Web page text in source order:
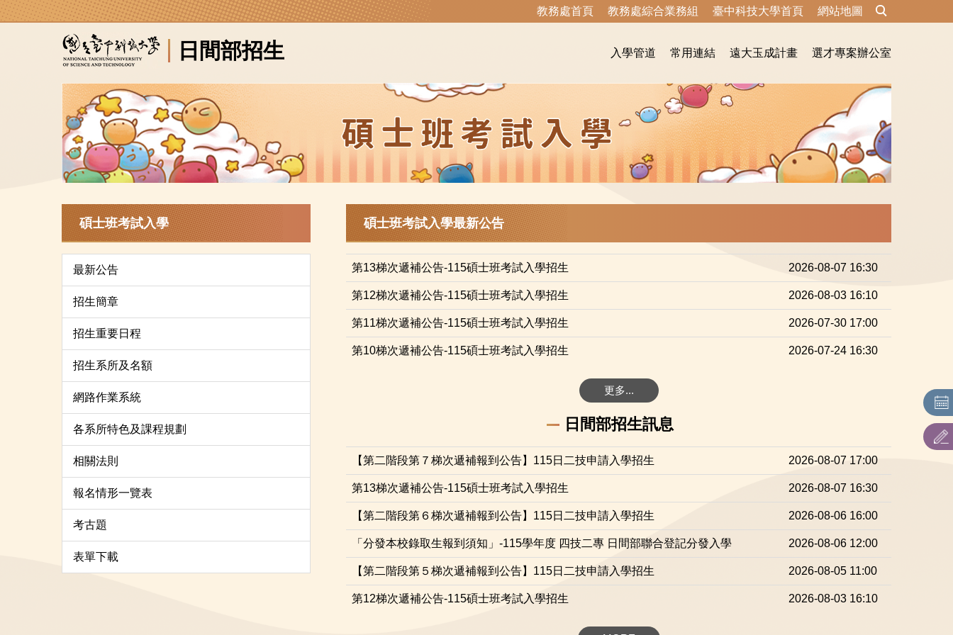
跳
日間部招生
教務處首頁 教務處綜合業務組 臺中科技大學首頁 網站地圖
入學管道 常用連結 遠大玉成計畫 選才專案辦公室
碩士班考試入學
最新公告
招生簡章
招生重要日程
招生系所及名額
網路作業系統
各系所特色及課程規劃
相關法則
報名情形一覽表
考古題
表單下載
碩士班考試入學最新公告
第13梯次遞補公告-115碩士班考試入學招生 2026-08-07 16:30
第12梯次遞補公告-115碩士班考試入學招生 2026-08-03 16:10
第11梯次遞補公告-115碩士班考試入學招生 2026-07-30 17:00
第10梯次遞補公告-115碩士班考試入學招生 2026-07-24 16:30
更多...
日間部招生訊息
【第二階段第７梯次遞補報到公告】115日二技申請入學招生 2026-08-07 17:00
第13梯次遞補公告-115碩士班考試入學招生 2026-08-07 16:30
【第二階段第６梯次遞補報到公告】115日二技申請入學招生 2026-08-06 16:00
「分發本校錄取生報到須知」-115學年度 四技二專 日間部聯合登記分發入學 2026-08-06 12:00
【第二階段第５梯次遞補報到公告】115日二技申請入學招生 2026-08-05 11:00
第12梯次遞補公告-115碩士班考試入學招生 2026-08-03 16:10